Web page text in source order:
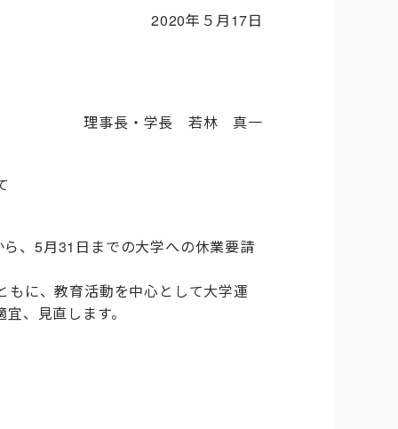
2020年 ５ 月17日
理事長・学長 若林 真一
、5月31日までの大学への休業要請
に、教育活動を中心として大学運
、見直します。